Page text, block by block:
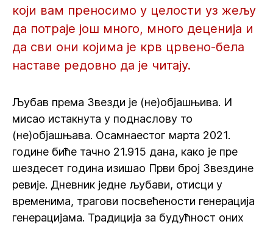
који вам преносимо у целости уз жељу
да потраје још много, много деценија и
да сви они којима је крв црвено-бела
наставе редовно да је читају.
Љубав према Звезди је (не)објашњива. И
мисао истакнута у поднаслову то
(не)објашњава. Осамнаестог марта 2021.
године биће тачно 21.915 дана, како је пре
шездесет година изишао Први број Звездине
ревије. Дневник једне љубави, отисци у
временима, трагови посвећености генерација
генерацијама. Традиција за будућност оних